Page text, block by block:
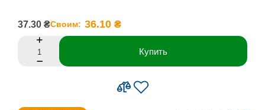
37.30 ₴Своим: 36.10 ₴
Купить